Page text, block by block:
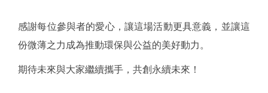
感謝每位參與者的愛心，讓這場活動更具意義，並讓這
份微薄之力成為推動環保與公益的美好動力。
期待未來與大家繼續攜手，共創永續未來！